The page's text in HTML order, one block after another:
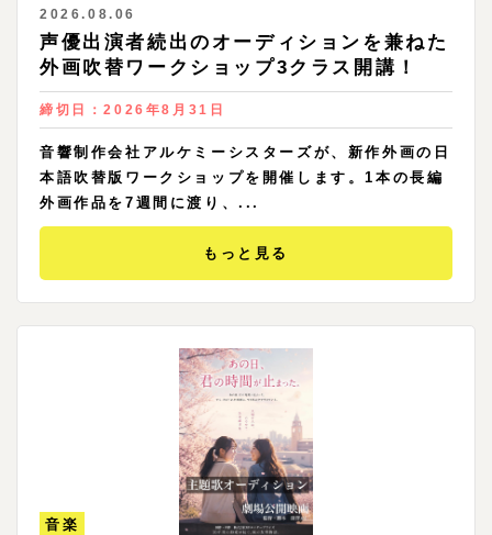
2026.08.06
声優出演者続出のオーディションを兼ねた
外画吹替ワークショップ3クラス開講！
締切日：2026年8月31日
音響制作会社アルケミーシスターズが、新作外画の日
本語吹替版ワークショップを開催します。1本の長編
外画作品を7週間に渡り、...
もっと見る
音楽